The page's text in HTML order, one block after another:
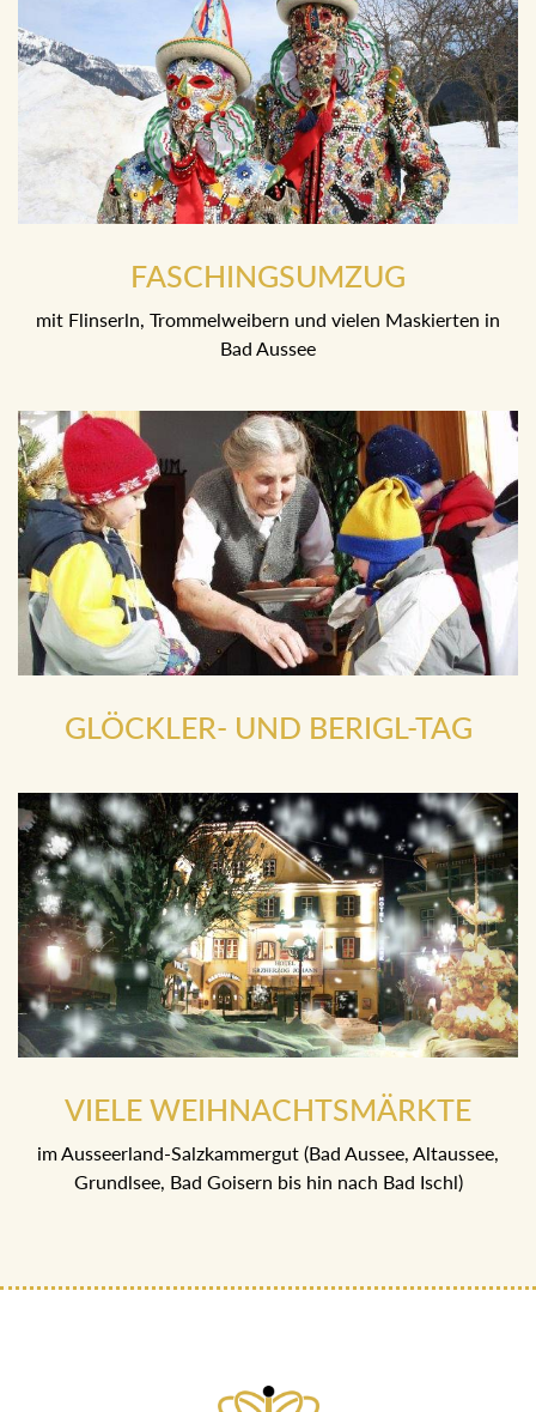
FASCHINGSUMZUG
mit Flinserln, Trommelweibern und vielen Maskierten in Bad
Aussee
GLÖCKLER- UND BERIGL-TAG
VIELE WEIHNACHTSMÄRKTE
im Ausseerland-Salzkammergut (Bad Aussee, Altaussee,
Grundlsee, Bad Goisern bis hin nach Bad Ischl)